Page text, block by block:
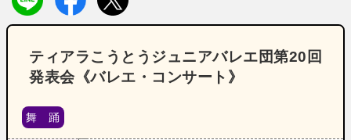
ティアラこうとうジュニアバレエ団第20回
発表会《バレエ・コンサート》
舞 踊